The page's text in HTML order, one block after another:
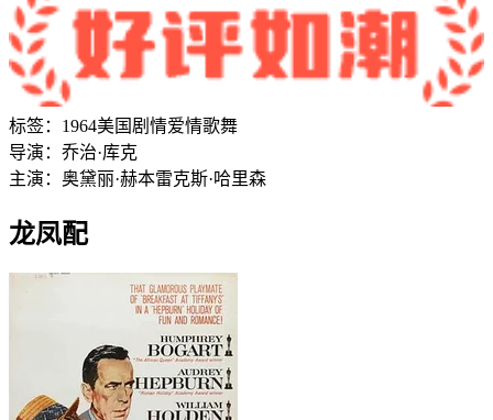
标签： 1964美国 剧情爱情歌舞
导演： 乔治·库克
主演： 奥黛丽·赫本雷克斯·哈里森
龙凤配